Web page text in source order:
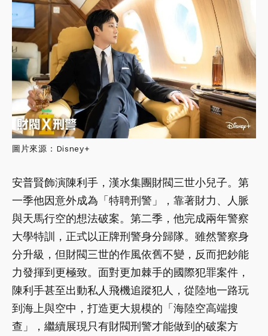
圖片來源：Disney+
安普賢飾演陳利手，漢水集團財閥三世小兒子。第
一季他因意外成為「特聘刑警」，靠著財力、人脈
與天馬行空的想法破案。第二季，他完成兩年警察
大學特訓，正式以正牌刑警身分歸隊。雖然警察身
分升級，但財閥三世的作風依舊不變，反而把鈔能
力發揮到更極致。面對更加棘手的國際犯罪案件，
陳利手甚至出動私人飛機追蹤犯人，從陸地一路玩
到海上與空中，打造更大規模的「海陸空高端搜
查」，繼續展現只有財閥刑警才能做到的破案方